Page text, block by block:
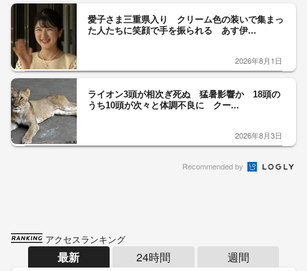
愛子さま三重県入り クリーム色の装いで集まっ
た人たちに笑顔で手を振られる あす伊...
2026年8月1日
ライオン3頭が相次ぎ死ぬ 猛暑影響か 18頭の
うち10頭が次々と体調不良に クー...
2026年8月3日
Recommended by
アクセスランキング
最新 24時間 週間